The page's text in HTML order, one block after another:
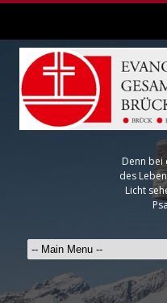
Denn bei
des
Licht